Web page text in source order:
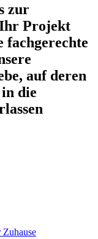
zur
Projekt
fachgerechte
auf deren
die